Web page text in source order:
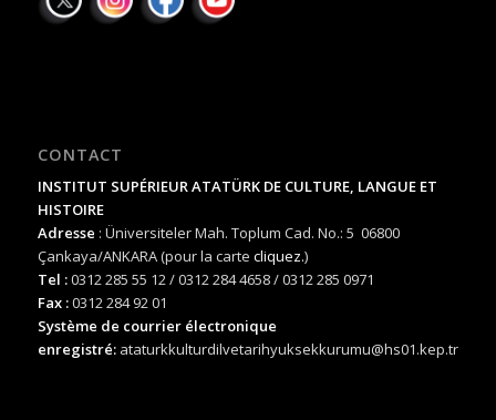
CONTACT
INSTITUT SUPÉRIEUR ATATÜRK DE CULTURE, LANGUE ET
HISTOIRE
Adresse : Üniversiteler Mah. Toplum Cad. No.: 5 06800
Çankaya/ANKARA (pour la carte cliquez.)
Tel :0312 285 55 12 / 0312 284 4658 / 0312 285 0971
Fax :0312 284 92 01
Système de courrier électronique
enregistré: ataturkkulturdilvetarihyuksekkurumu@hs01.kep.tr